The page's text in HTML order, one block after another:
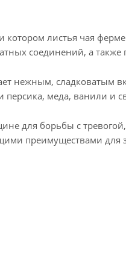
листья чая
соединений, а
нежным, сладковатым
меда, ванили и
для борьбы с
преимуществами для